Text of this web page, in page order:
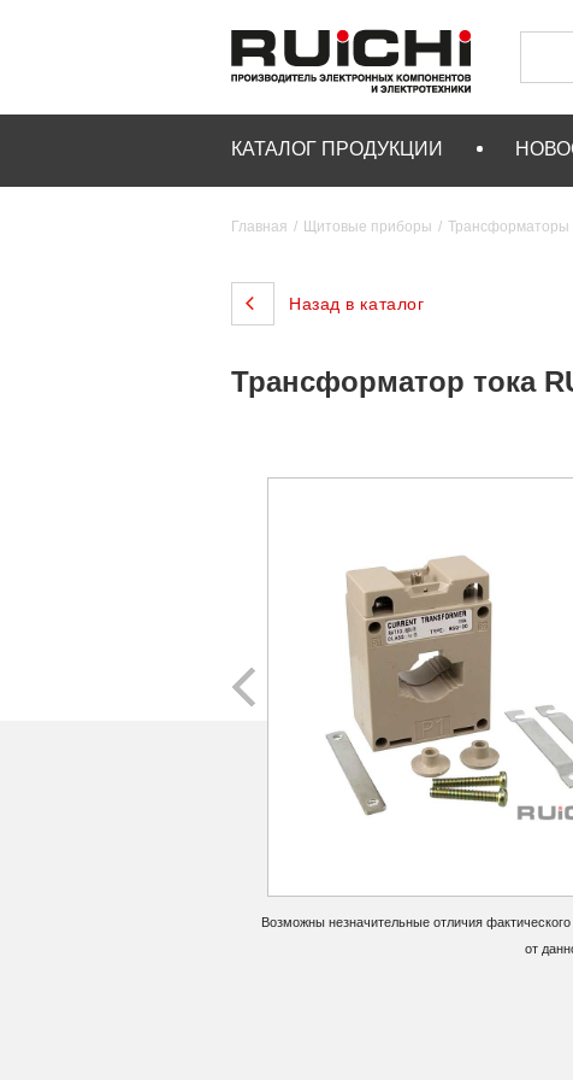
КАТАЛОГ ПРОДУКЦИИ
Главная Щитовые приборы Трансформаторы
Назад в каталог
Трансформатор тока
Возможны незначительные отличия фактического
от